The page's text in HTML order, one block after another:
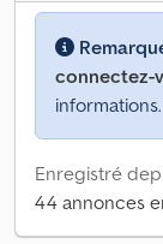
connectez-
informations.
Enregistré
44 annonces